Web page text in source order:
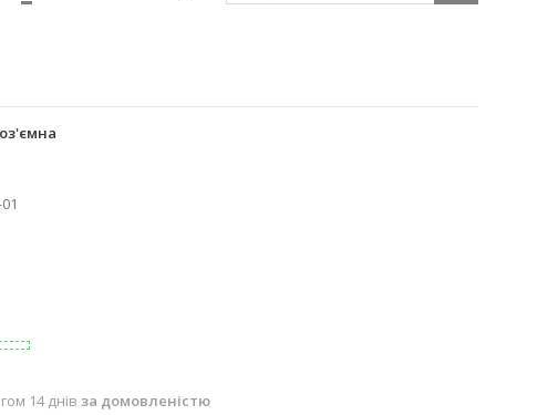
14 днів за домовленістю